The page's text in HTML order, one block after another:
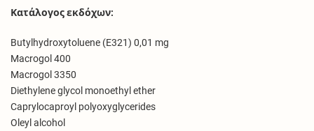
Κατάλογος εκδόχων:
Butylhydroxytoluene (E321) 0,01 mg
Macrogol 400
Macrogol 3350
Diethylene glycol monoethyl ether
Caprylocaproyl polyoxyglycerides
Oleyl alcohol